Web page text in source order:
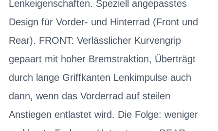
Lenkeigenschaften. Speziell angepasstes
Design für Vorder- und Hinterrad (Front und
Rear). FRONT: Verlässlicher Kurvengrip
gepaart mit hoher Bremstraktion, Überträgt
durch lange Griffkanten Lenkimpulse auch
dann, wenn das Vorderrad auf steilen
Anstiegen entlastet wird. Die Folge: weniger